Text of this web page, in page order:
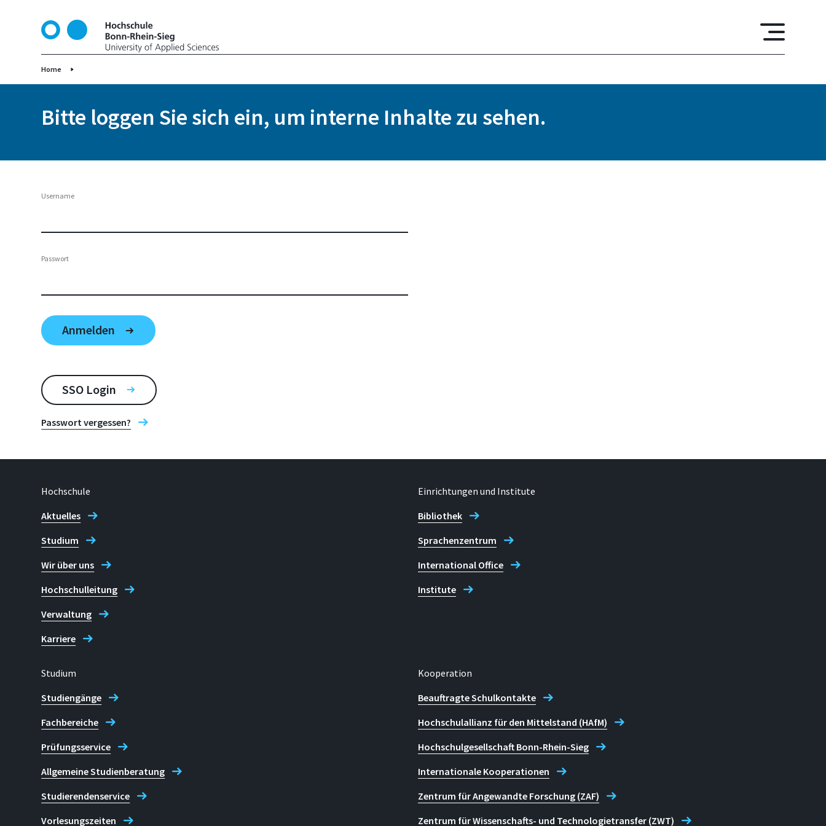
t
Home
Bitte loggen Sie sich ein, um interne Inhalte zu sehen.
Username
Passwort
SSO Login
Passwort vergessen?
Hochschule
Aktuelles
Studium
Wir über uns
Hochschulleitung
Verwaltung
Karriere
Einrichtungen und Institute
Bibliothek
Sprachenzentrum
International Office
Institute
Studium
Studiengänge
Fachbereiche
Prüfungsservice
Allgemeine Studienberatung
Studierendenservice
Vorlesungszeiten
Kooperation
Beauftragte Schulkontakte
Hochschulallianz für den Mittelstand (HAfM)
Hochschulgesellschaft Bonn-Rhein-Sieg
Internationale Kooperationen
Zentrum für Angewandte Forschung (ZAF)
Zentrum für Wissenschafts- und Technologietransfer (ZWT)